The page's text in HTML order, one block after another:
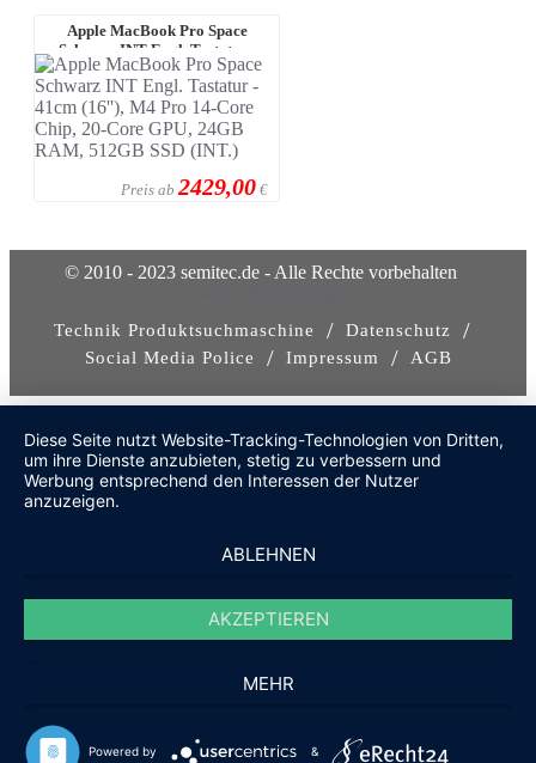
Apple MacBook Pro Space
Schwarz INT Engl. Tastatur -
41cm (16'') ...
Preis ab 2429,00 €
© 2010 - 2023 semitec.de - Alle Rechte vorbehalten
Technik Produktsuchmaschine / Datenschutz /
Social Media Police / Impressum / AGB
Diese Seite nutzt Website-Tracking-Technologien von Dritten,
um ihre Dienste anzubieten, stetig zu verbessern und
Werbung entsprechend den Interessen der Nutzer
anzuzeigen.
ABLEHNEN
AKZEPTIEREN
MEHR
Powered by &